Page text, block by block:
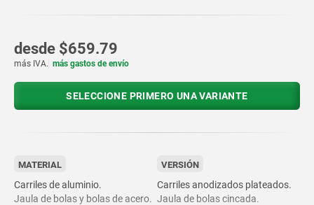
desde $659.79
más IVA. más gastos de envío
SELECCIONE PRIMERO UNA VARIANTE
MATERIAL
Carriles de aluminio.
Jaula de bolas y bolas de acero.
VERSIÓN
Carriles anodizados plateados.
Jaula de bolas cincada.